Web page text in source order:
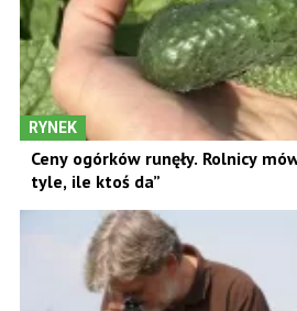
RYNEK
Ceny ogórków runęły. Rolnicy
tyle, ile ktoś da”